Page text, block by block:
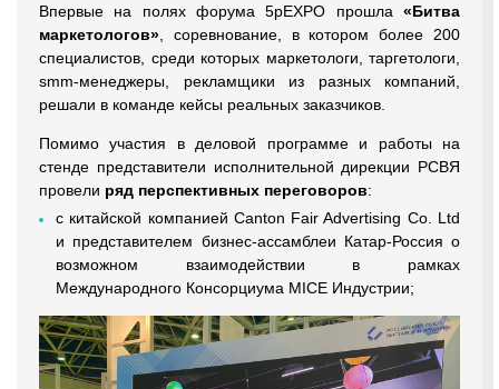
Впервые на полях форума 5pEXPO прошла «Битва
маркетологов» , соревнование, в котором более 200
специалистов, среди которых маркетологи, таргетологи,
smm-менеджеры, рекламщики из разных компаний,
решали в команде кейсы реальных заказчиков.
Помимо участия в деловой программе и работы на
стенде представители исполнительной дирекции РСВЯ
провели ряд перспективных переговоров:
с китайской компанией Canton Fair Advertising Co. Ltd
и представителем бизнес-ассамблеи Катар-Россия о
возможном взаимодействии в рамках
Международного Консорциума MICE Индустрии;